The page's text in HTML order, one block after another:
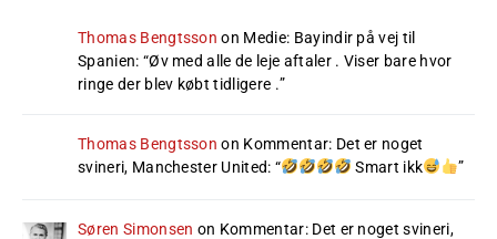
Thomas Bengtsson on Medie: Bayindir på vej til
Spanien: “Øv med alle de leje aftaler . Viser bare hvor
ringe der blev købt tidligere .”
Thomas Bengtsson on Kommentar: Det er noget
svineri, Manchester United: “ Smart ikk ”
Søren Simonsen on Kommentar: Det er noget svineri,